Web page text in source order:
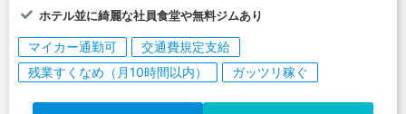
ホテル並に綺麗な社員食堂や無料ジムあり
マイカー通勤可
交通費規定支給
残業すくなめ（月10時間以内）
ガッツリ稼ぐ